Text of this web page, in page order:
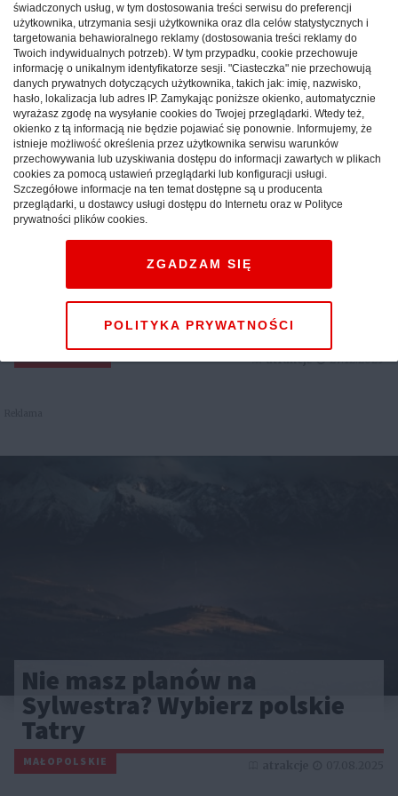
Weekend w górach: sprawdź,
jak maksymalnie
wykorzystać krótki pobyt
pod Tatrami
atrakcje 27.12.2025
Nie masz planów na
Sylwestra? Wybierz polskie
Tatry
MAŁOPOLSKIE
świadczonych usług, w tym dostosowania treści serwisu do preferencji
użytkownika, utrzymania sesji użytkownika oraz dla celów statystycznych i
targetowania behawioralnego reklamy (dostosowania treści reklamy do
Twoich indywidualnych potrzeb). W tym przypadku, cookie przechowuje
informację o unikalnym identyfikatorze sesji. "Ciasteczka" nie przechowują
danych prywatnych dotyczących użytkownika, takich jak: imię, nazwisko,
hasło, lokalizacja lub adres IP. Zamykając poniższe okienko, automatycznie
wyrażasz zgodę na wysyłanie cookies do Twojej przeglądarki. Wtedy też,
okienko z tą informacją nie będzie pojawiać się ponownie. Informujemy, że
istnieje możliwość określenia przez użytkownika serwisu warunków
przechowywania lub uzyskiwania dostępu do informacji zawartych w plikach
cookies za pomocą ustawień przeglądarki lub konfiguracji usługi.
Szczegółowe informacje na ten temat dostępne są u producenta
przeglądarki, u dostawcy usługi dostępu do Internetu oraz w Polityce
prywatności plików cookies.
POLITYKA PRYWATNOŚCI
ZGADZAM SIĘ